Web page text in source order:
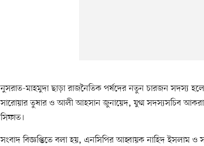
নুসরাত-মাহমুদা ছাড়া রাজনৈতিক পর্ষদের নতুন চারজন সদস্য
সারোয়ার তুষার ও আলী আহসান জুনায়েদ, যুগ্ম সদস্যসচিব
সিফাত।
সংবাদ বিজ্ঞপ্তিতে বলা হয়, এনসিপির আহ্বায়ক নাহিদ ইসলাম